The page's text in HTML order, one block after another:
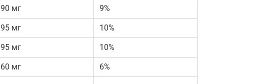
90 мг 9%
95 мг 10%
95 мг 10%
60 мг 6%